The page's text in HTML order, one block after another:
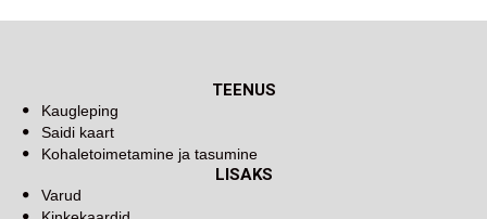
TEENUS
Kaugleping
Saidi kaart
Kohaletoimetamine ja tasumine
LISAKS
Varud